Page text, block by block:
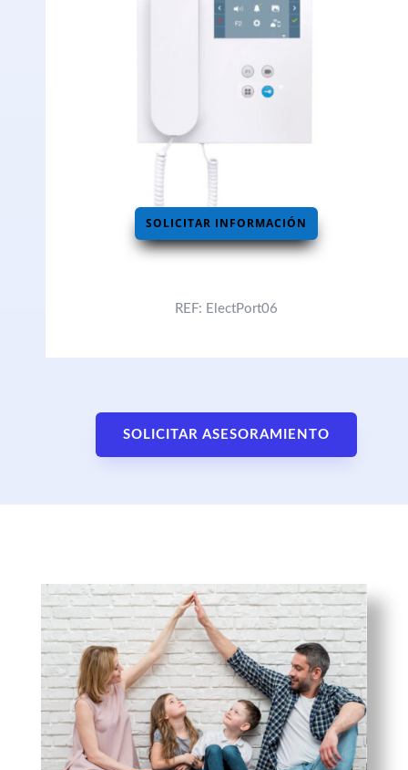
SOLICITAR INFORMACIÓN
REF: ElectPort06
SOLICITAR ASESORAMIENTO